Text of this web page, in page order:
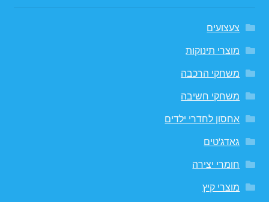
צעצועים
מוצרי תינוקות
משחקי הרכבה
משחקי חשיבה
אחסון לחדרי ילדים
גאדג'טים
חומרי יצירה
מוצרי קיץ